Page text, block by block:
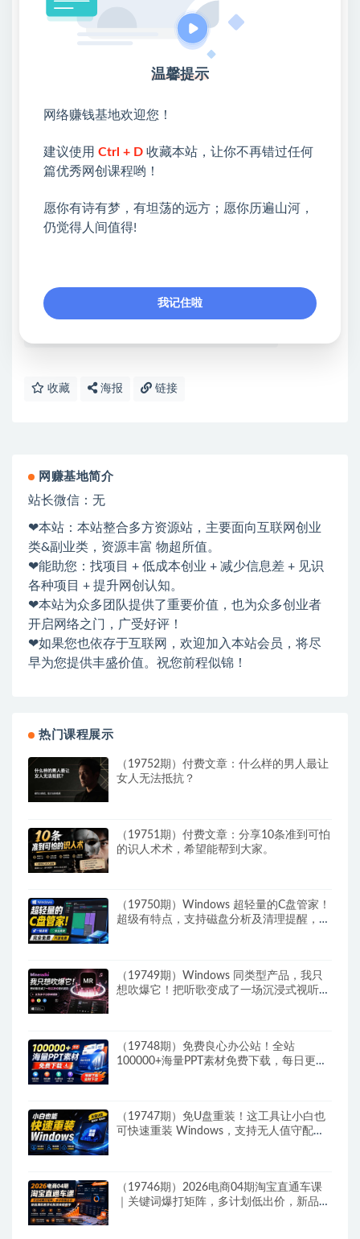
密.mp4│ 第48节：AI绘画mid基础操作之操作指令和设
置解析.mp4│ 第49节：AI绘画mid基础操作之图形基础
操作.mp4│ 第50节：AI绘画mid基础操作神器工具之图
片混合.mp4│ 第51节：AI绘画mid基础操作之天马行空
化的实现及与艺术风格的关系.mp4│ 第53节：AI绘画
mid基础之图片质量怎么设定，会影响分辨率吗？.mp4
①：点击右上角【
③：点击右上方【登录】领取
限时活动：注册新用户赠送VIP
收藏 海报 链接
网赚基地简介
站长微信：无
❤本站：本站整合多方资源站，主要面向互联网创业
类&副业类，资源丰富 物超所值。
❤能助您：找项目 + 低成本创业 + 减少信息差 + 见识
各种项目 + 提升网创认知。
❤本站为众多团队提供了重要价值，也为众多创业者
开启网络之门，广受好评！
❤如果您也依存于互联网，欢迎加入本站会员，将尽
早为您提供丰盛价值。祝您前程似锦！
热门课程展示
（19752期）付费文章：什么样的男人最让
女人无法抵抗？
（19751期）付费文章：分享10条准到可怕
的识人术术，希望能帮到大家。
（19750期）Windows 超轻量的C盘管家！
超级有特点，支持磁盘分析及清理提醒，
（19749期）Windows 同类型产品，我只
想吹爆它！把听歌变成了一场沉浸式视听现
（19748期）免费良心办公站！全站
100000+海量PPT素材免费下载，每日更
（19747期）免U盘重装！这工具让小白也
可快速重装 Windows，支持无人值守配
（19746期）2026电商04期淘宝直通车课
｜关键词爆打矩阵，多计划低出价，新品爆
温馨提示
网络赚钱基地欢迎您！
建议使用 Ctrl + D 收藏本站，让你不再错过任何
篇优秀网创课程哟！
愿你有诗有梦，有坦荡的远方；愿你历遍山河，
仍觉得人间值得!
我记住啦